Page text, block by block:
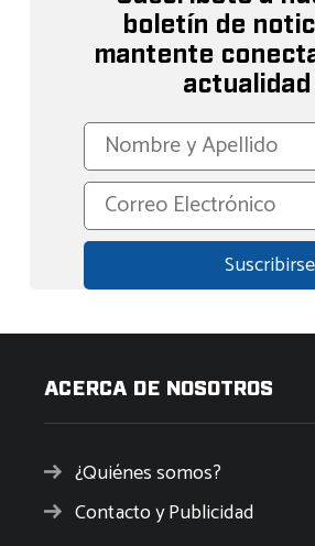
boletín de
mantente
actualidad
ACERCA DE NOSOTROS
¿Quiénes somos?
Contacto y Publicidad